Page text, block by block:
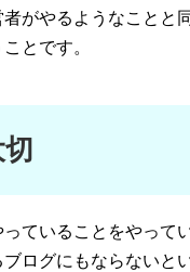
者がやるようなこと
とです。
ていることをやって
ブログにもならないと